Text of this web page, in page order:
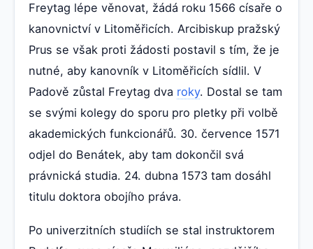
Freytag lépe věnovat, žádá roku 1566 císaře o
kanovnictví v Litoměřicích. Arcibiskup pražský
Prus se však proti žádosti postavil s tím, že je
nutné, aby kanovník v Litoměřicích sídlil. V
Padově zůstal Freytag dva roky. Dostal se tam
se svými kolegy do sporu pro pletky při volbě
akademických funkcionářů. 30. července 1571
odjel do Benátek, aby tam dokončil svá
právnická studia. 24. dubna 1573 tam dosáhl
titulu doktora obojího práva.
Po univerzitních studiích se stal instruktorem